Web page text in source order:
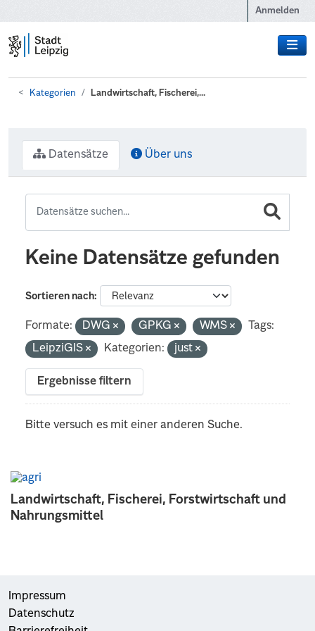
Anmelden
Kategorien Landwirtschaft, Fischerei,...
Landwirtschaft, Fischerei, Forstwirtschaft und
Nahrungsmittel
Datensätze Über uns
Keine Datensätze gefunden
Sortieren nach
Formate: DWG GPKG WMS
Tags:
LeipziGIS
Kategorien: just
Ergebnisse filtern
Bitte versuch es mit einer anderen Suche.
Impressum
Datenschutz